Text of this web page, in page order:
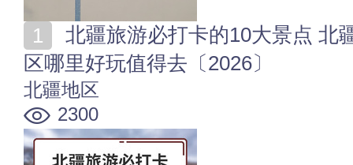
区哪里好玩值得去〔2026〕
北疆地区
2300